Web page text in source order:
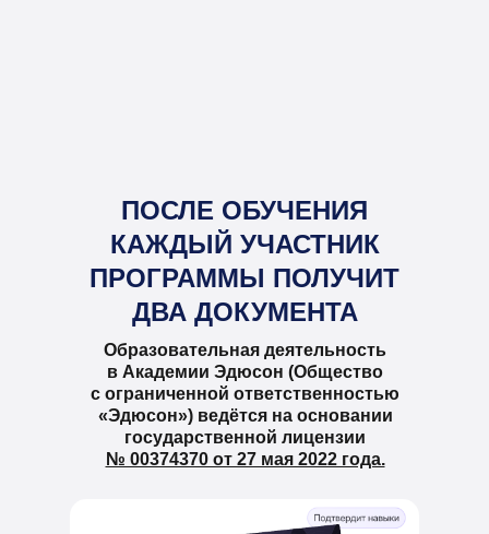
Образовательная деятельность
в Академии Эдюсон (Общество
с ограниченной ответственностью
«Эдюсон») ведётся на основании
государственной лицензии
№ 00374370 от 27 мая 2022 года.
ПОСЛЕ ОБУЧЕНИЯ
КАЖДЫЙ УЧАСТНИК
ПРОГРАММЫ ПОЛУЧИТ
ДВА ДОКУМЕНТА